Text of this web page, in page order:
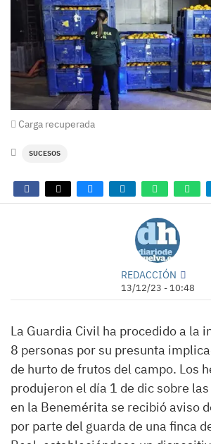
Carga recuperada
SUCESOS
REDACCIÓN
13/12/23 - 10:48
La Guardia Civil ha procedido a la
8 personas por su presunta
de hurto de frutos del campo. Los
produjeron el día 1 de dic sobre
en la Benemérita se recibió aviso
por parte del guarda de una finca